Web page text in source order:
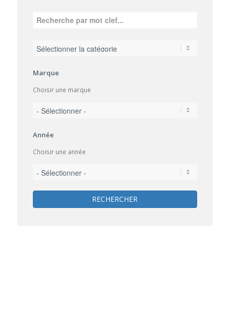
Marque
Choisir une marque
Année
Choisir une année
RECHERCHER